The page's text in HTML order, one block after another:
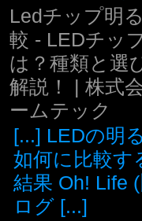
Ledチップ明
較 - LEDチッ
は？種類と選
解説！ | 株式
ームテック
[...] LEDの明
如何に比較す
結果 Oh! Life
ログ [...]